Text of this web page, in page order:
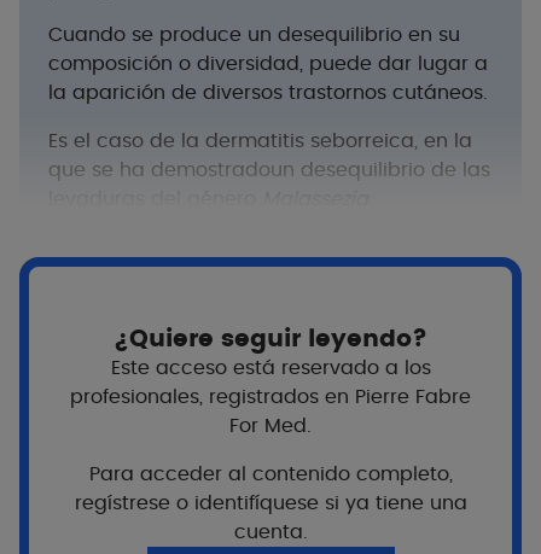
Cuando se produce un desequilibrio en su
composición o diversidad, puede dar lugar a
la aparición de diversos trastornos cutáneos.
Es el caso de la dermatitis seborreica, en la
que se ha demostradoun desequilibrio de las
¿Para qué sirve un tratamiento de
mantenimiento?
La dermatitis seborreica es una afección
crónica y recurrente que alterna una fase de
brote (aparición de manchas) y una fase de
¿Quiere seguir leyendo?
Este acceso está reservado a los
profesionales, registrados en Pierre Fabre
For Med.
Para acceder al contenido completo,
regístrese o identifíquese si ya tiene una
cuenta.